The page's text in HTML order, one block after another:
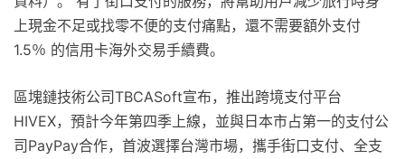
上現金不足或找零不便的支付痛點，還不需要額外支付
1.5％ 的信用卡海外交易手續費。
區塊鏈技術公司TBCASoft宣布，推出跨境支付平台
HIVEX，預計今年第四季上線，並與日本市占第一的支付公
司PayPay合作，首波選擇台灣市場，攜手街口支付、全支